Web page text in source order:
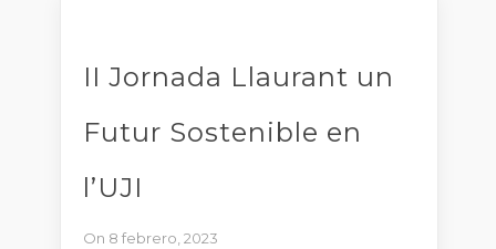
II Jornada Llaurant un
Futur Sostenible en
l’UJI
On 8 febrero, 2023